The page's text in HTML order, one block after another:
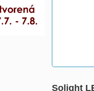
Solight